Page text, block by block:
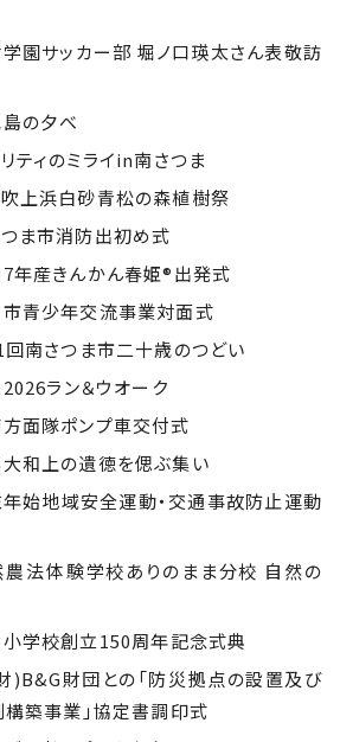
園サッカー部 堀ノ口瑛太さん表敬訪
の夕べ
ィのミライin南さつま
上浜白砂青松の森植樹祭
ま市消防出初め式
産きんかん春姫®出発式
青少年交流事業対面式
南さつま市二十歳のつどい
ラン＆ウオーク
面隊ポンプ車交付式
和上の遺徳を偲ぶ集い
始地域安全運動・交通事故防止運動
法体験学校ありのまま分校 自然の
学校創立150周年記念式典
財団との「防災拠点の設置及び
築事業」協定書調印式